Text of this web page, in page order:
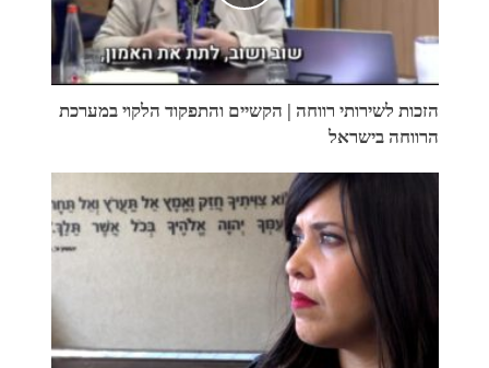
הזכות לשירותי רווחה | הקשיים והתפקוד הלקוי במערכת
הרווחה בישראל